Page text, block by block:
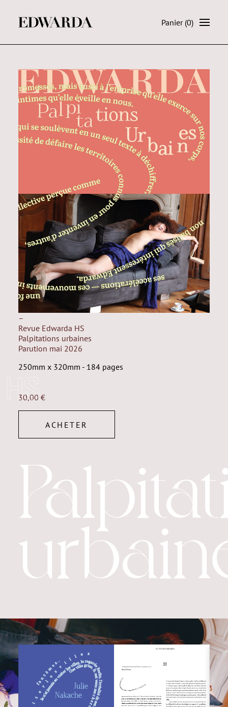
Panier (0)
–
Revue Edwarda HS
Palpitations urbaines
Parution mai 2026
250mm x 320mm - 184 pages
HS
30,00 €
ACHETER